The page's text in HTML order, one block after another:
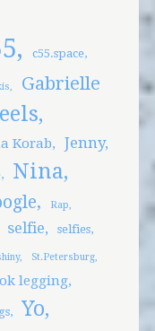
c55.space
Gabrielle
Korab Jenny
Nina
Rap
selfie
selfies
St.Petersburg
legging
Yo